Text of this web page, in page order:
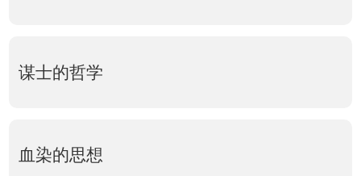
谋士的哲学
血染的思想